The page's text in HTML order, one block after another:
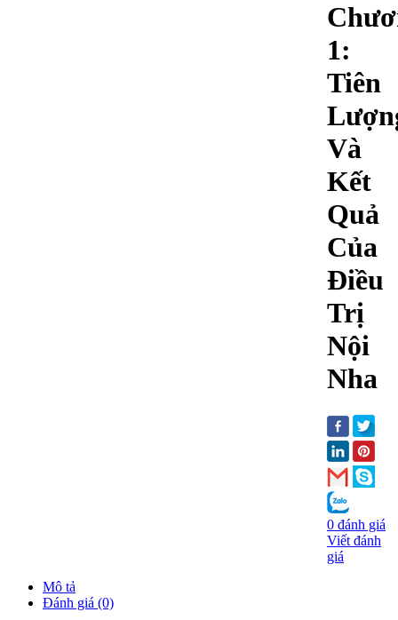
1:
Tiên
Và
Kết
Quả
Của
Điều
Trị
Nội
Nha
0 đánh giá
Viết đánh
giá
Mô tả
Đánh giá (0)